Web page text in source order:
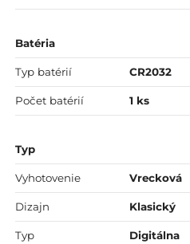
Batéria
Typ batérií CR2032
Počet batérií 1 ks
Typ
Vyhotovenie Vrecková
Dizajn Klasický
Typ Digitálna